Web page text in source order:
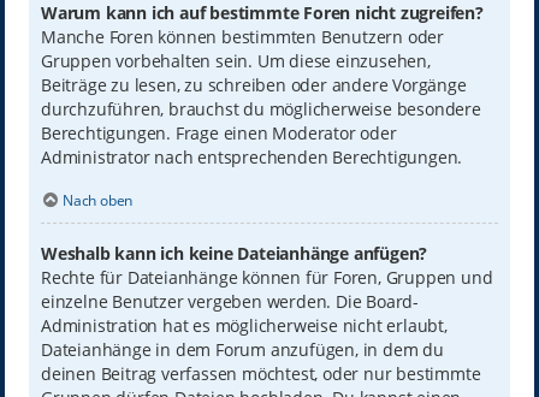
Warum kann ich auf bestimmte Foren nicht zugreifen?
Manche Foren können bestimmten Benutzern oder
Gruppen vorbehalten sein. Um diese einzusehen,
Beiträge zu lesen, zu schreiben oder andere Vorgänge
durchzuführen, brauchst du möglicherweise besondere
Berechtigungen. Frage einen Moderator oder
Administrator nach entsprechenden Berechtigungen.
Nach oben
Weshalb kann ich keine Dateianhänge anfügen?
Rechte für Dateianhänge können für Foren, Gruppen und
einzelne Benutzer vergeben werden. Die Board-
Administration hat es möglicherweise nicht erlaubt,
Dateianhänge in dem Forum anzufügen, in dem du
deinen Beitrag verfassen möchtest, oder nur bestimmte